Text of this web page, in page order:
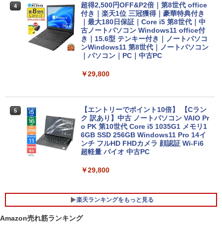
4
超得2,500円OFF&P2倍｜第8世代 office
付き｜楽天1位 三冠獲得｜豪華特典付き
｜最大180日保証｜Core i5 第8世代｜中
古ノートパソコン Windows11 office付
き｜15.6型 テンキー付き｜ノートパソコ
ンWindows11 第8世代｜ノートパソコン
｜パソコン｜PC｜中古PC
￥29,800
5
【エントリーでポイント10倍】 【Cラン
ク 訳あり】中古 ノートパソコン VAIO Pr
o PK 第10世代 Core i5 1035G1 メモリ1
6GB SSD 256GB Windows11 Pro 14イ
ンチ フルHD FHDカメラ 顔認証 Wi-Fi6
超軽量 バイオ 中古PC
￥29,800
楽天ランキングをもっと見る
Amazon売れ筋ランキング